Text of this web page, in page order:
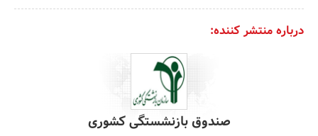
درباره منتشر کننده:
صندوق بازنشستگی کشوری